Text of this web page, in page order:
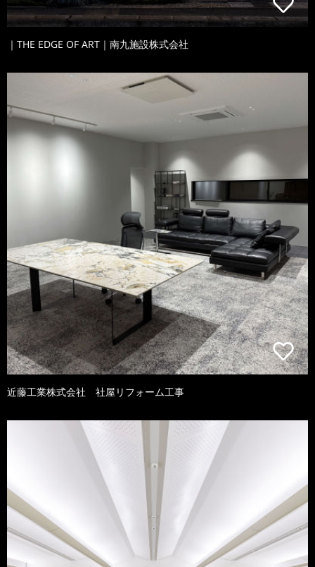
｜THE EDGE OF ART｜南九施設株式会社
近藤工業株式会社 社屋リフォーム工事